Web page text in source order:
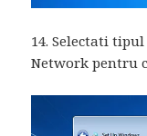
14. Selectati
Network pentru